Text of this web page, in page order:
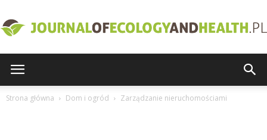
Strona główna Dom i ogród Zarządzanie nieruchomościami